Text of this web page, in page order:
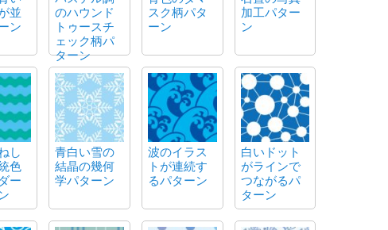
並
ン
のハウンド
トゥースチ
ェック柄パ
ターン
スク柄パタ
ーン
加工パター
ン
し
色
ー
青白い雪の
結晶の幾何
学パターン
波のイラス
トが連続す
るパターン
白いドット
がラインで
つながるパ
ターン